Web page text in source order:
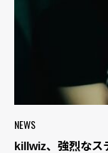
NEWS
killwiz、強烈なス